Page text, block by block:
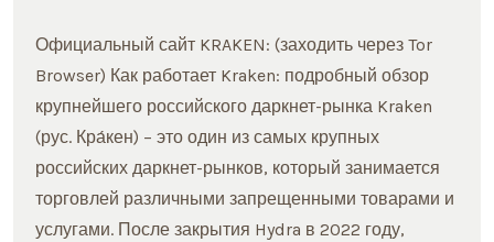
ЗЕРКАЛО
KRAKEN
Официальный сайт KRAKEN: (заходить через Tor
Browser) Как работает Kraken: подробный обзор
крупнейшего российского даркнет-рынка Kraken
(рус. Кра́кен) – это один из самых крупных
российских даркнет-рынков, который занимается
торговлей различными запрещенными товарами и
услугами. После закрытия Hydra в 2022 году,